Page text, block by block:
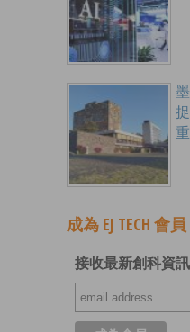
成為 EJ TECH 會員
接收最新創科資訊